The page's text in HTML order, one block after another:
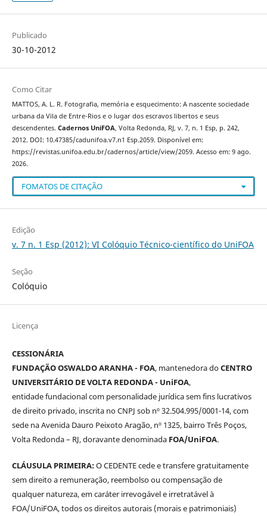
Publicado
30-10-2012
Como Citar
MATTOS, A. L. R. Fotografia, memória e esquecimento: A nascente sociedade
urbana da Vila de Entre-Rios e o lugar dos escravos libertos e seus
descendentes. Cadernos UniFOA, Volta Redonda, RJ, v. 7, n. 1 Esp, p. 242,
2012. DOI: 10.47385/cadunifoa.v7.n1 Esp.2059. Disponível em:
https://revistas.unifoa.edu.br/cadernos/article/view/2059. Acesso em: 9 ago.
2026.
FOMATOS DE CITAÇÃO
Edição
v. 7 n. 1 Esp (2012): VI Colóquio Técnico-científico do UniFOA
Seção
Colóquio
Licença
CESSIONÁRIA
FUNDAÇÃO OSWALDO ARANHA - FOA, mantenedora doCENTRO
UNIVERSITÁRIO DE VOLTA REDONDA - UniFOA,
entidade fundacional com personalidade jurídica sem fins lucrativos
de direito privado, inscrita no CNPJ sob nº 32.504.995/0001-14, com
sede na Avenida Dauro Peixoto Aragão, nº 1325, bairro Três Poços,
Volta Redonda – RJ, doravante denominada FOA/UniFOA.
CLÁUSULA PRIMEIRA:O CEDENTE cede e transfere gratuitamente
sem direito a remuneração, reembolso ou compensação de
qualquer natureza, em caráter irrevogável e irretratável à
FOA/UniFOA, todos os direitos autorais (morais e patrimoniais)